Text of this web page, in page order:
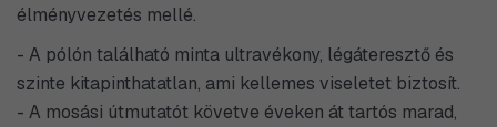
élményvezetés mellé.
- A pólón található minta ultravékony, légáteresztő és
szinte kitapinthatatlan, ami kellemes viseletet biztosít.
- A mosási útmutatót követve éveken át tartós marad,